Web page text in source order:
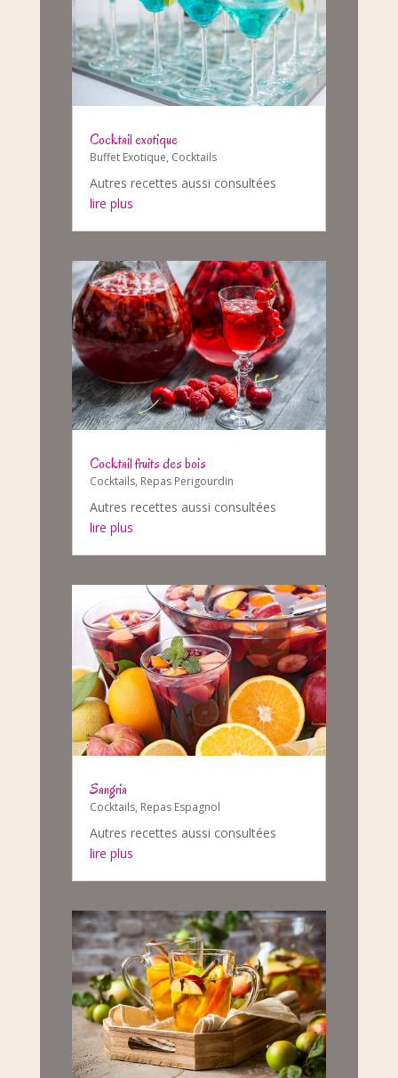
Cocktail exotique
Buffet Exotique, Cocktails
Autres recettes aussi consultées
lire plus
Cocktail fruits des bois
Cocktails, Repas Perigourdin
Autres recettes aussi consultées
lire plus
Sangria
Cocktails, Repas Espagnol
Autres recettes aussi consultées
lire plus